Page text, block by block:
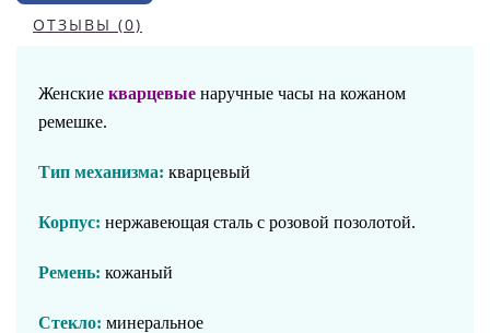
ОТЗЫВЫ (0)
Женские кварцевые наручные часы на кожаном
ремешке.
Тип механизма: кварцевый
Корпус: нержавеющая сталь с розовой позолотой.
Ремень: кожаный
Стекло: минеральное